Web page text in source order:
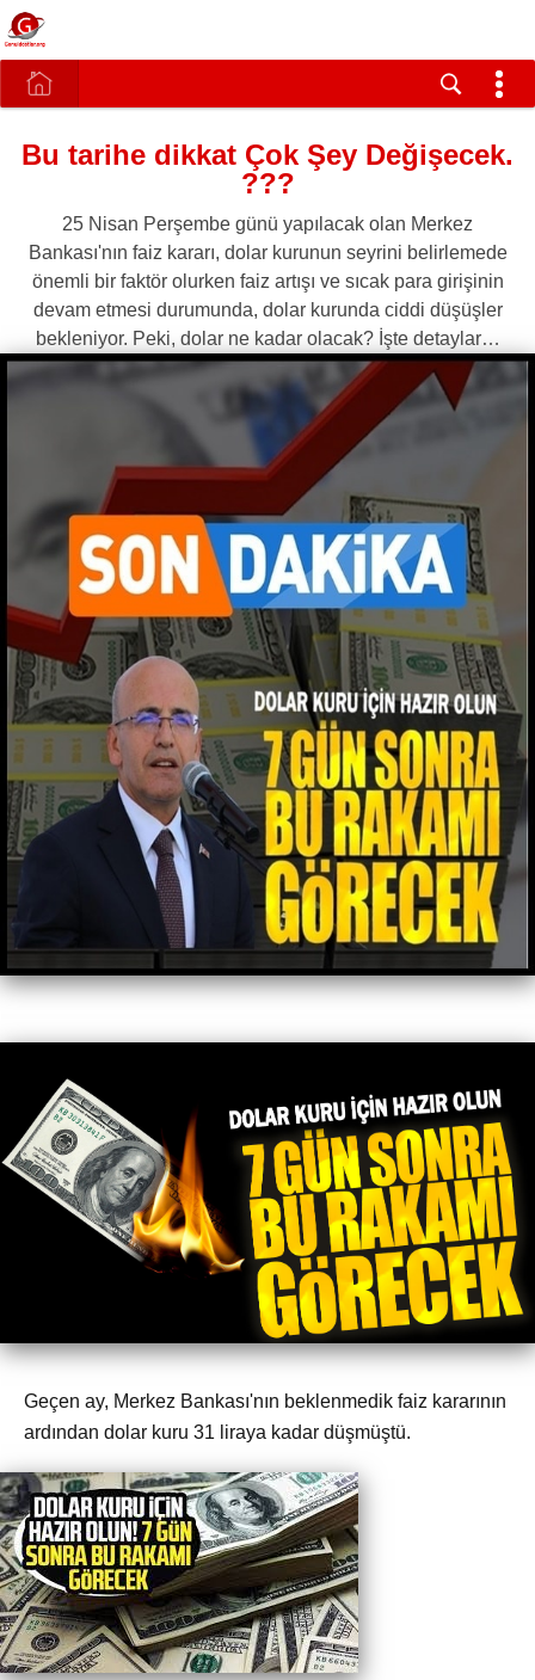
Bu tarihe dikkat Çok Şey Değişecek.
???
25 Nisan Perşembe günü yapılacak olan Merkez
Bankası'nın faiz kararı, dolar kurunun seyrini belirlemede
önemli bir faktör olurken faiz artışı ve sıcak para girişinin
devam etmesi durumunda, dolar kurunda ciddi düşüşler
bekleniyor. Peki, dolar ne kadar olacak? İşte detaylar…
Geçen ay, Merkez Bankası'nın beklenmedik faiz kararının
ardından dolar kuru 31 liraya kadar düşmüştü.